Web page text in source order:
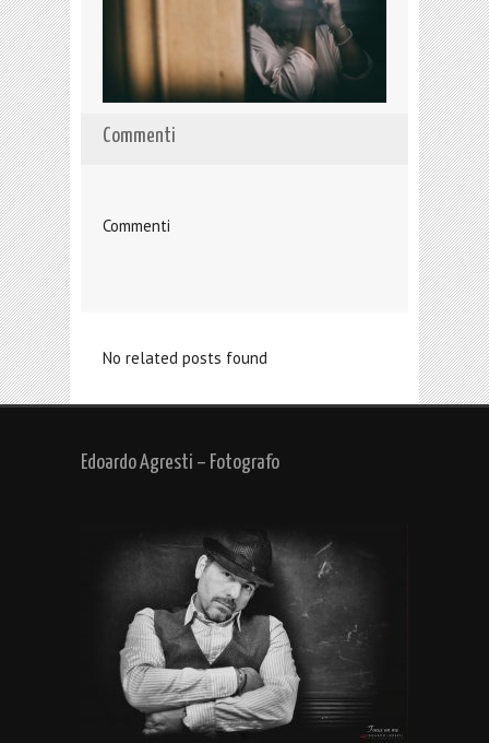
Commenti
Commenti
No related posts found
Edoardo Agresti – Fotografo